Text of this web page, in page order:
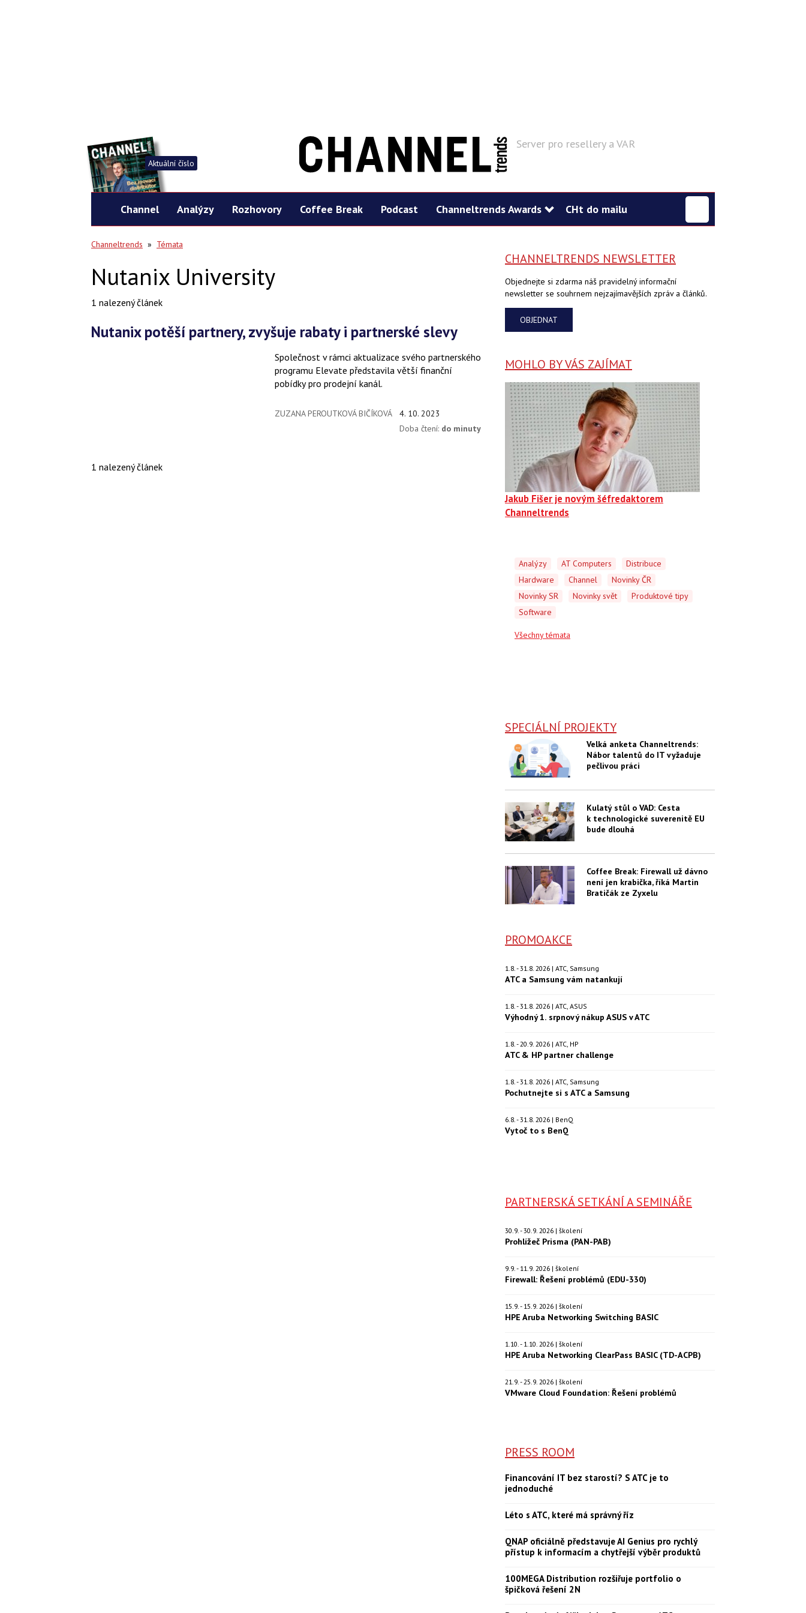
Aktuální číslo
Server pro resellery a VAR
Channel Analýzy Rozhovory Coffee Break Podcast Channeltrends Awards CHt do mailu
Channeltrends » Témata
Nutanix University
1 nalezený článek
Nutanix potěší partnery, zvyšuje rabaty i partnerské slevy
Společnost v rámci aktualizace svého partnerského
programu Elevate představila větší finanční
pobídky pro prodejní kanál.
ZUZANA PEROUTKOVÁ BIČÍKOVÁ
4. 10. 2023
Doba čtení: do minuty
1 nalezený článek
CHANNELTRENDS NEWSLETTER
Objednejte si zdarma náš pravidelný informační
newsletter se souhrnem nejzajímavějších zpráv a článků.
OBJEDNAT
MOHLO BY VÁS ZAJÍMAT
Jakub Fišer je novým šéfredaktorem
Channeltrends
Analýzy AT Computers
Distribuce
Hardware
Channel
Novinky ČR
Novinky SR
Novinky svět
Produktové tipy
Software
Všechny témata
SPECIÁLNÍ PROJEKTY
Velká anketa Channeltrends:
Nábor talentů do IT vyžaduje
pečlivou práci
Kulatý stůl o VAD: Cesta
k technologické suverenitě EU
bude dlouhá
Coffee Break: Firewall už dávno
není jen krabička, říká Martin
Bratičák ze Zyxelu
PROMOAKCE
1.8. - 31.8. 2026 | ATC, Samsung
ATC a Samsung vám natankují
1.8. - 31.8. 2026 | ATC, ASUS
Výhodný 1. srpnový nákup ASUS v ATC
1.8. - 20.9. 2026 | ATC, HP
ATC & HP partner challenge
1.8. - 31.8. 2026 | ATC, Samsung
Pochutnejte si s ATC a Samsung
6.8. - 31.8. 2026 | BenQ
Vytoč to s BenQ
PARTNERSKÁ SETKÁNÍ A SEMINÁŘE
30.9. - 30.9. 2026 | školení
Prohlížeč Prisma (PAN-PAB)
9.9. - 11.9. 2026 | školení
Firewall: Řešení problémů (EDU-330)
15.9. - 15.9. 2026 | školení
HPE Aruba Networking Switching BASIC
1.10. - 1.10. 2026 | školení
HPE Aruba Networking ClearPass BASIC (TD-ACPB)
21.9. - 25.9. 2026 | školení
VMware Cloud Foundation: Řešení problémů
PRESS ROOM
Financování IT bez starostí? S ATC je to
jednoduché
Léto s ATC, které má správný říz
QNAP oficiálně představuje AI Genius pro rychlý
přístup k informacím a chytřejší výběr produktů
100MEGA Distribution rozšiřuje portfolio o
špičková řešení 2N